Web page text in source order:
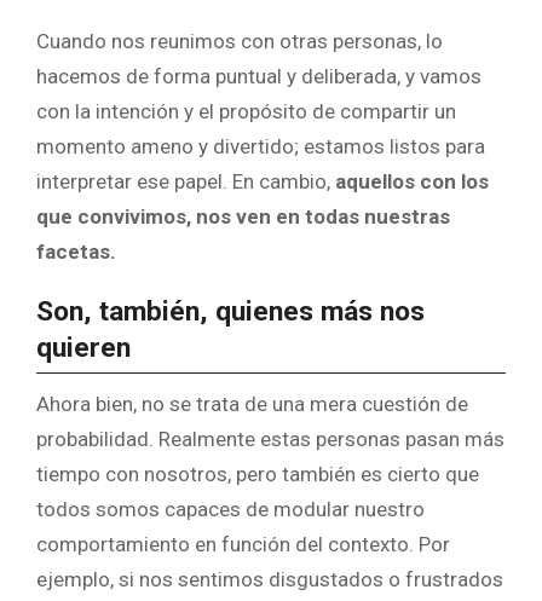
Cuando nos reunimos con otras personas, lo
hacemos de forma puntual y deliberada, y vamos
con la intención y el propósito de compartir un
momento ameno y divertido; estamos listos para
interpretar ese papel. En cambio, aquellos con los
que convivimos, nos ven en todas nuestras
facetas.
Son, también, quienes más nos
quieren
Ahora bien, no se trata de una mera cuestión de
probabilidad. Realmente estas personas pasan más
tiempo con nosotros, pero también es cierto que
todos somos capaces de modular nuestro
comportamiento en función del contexto. Por
ejemplo, si nos sentimos disgustados o frustrados